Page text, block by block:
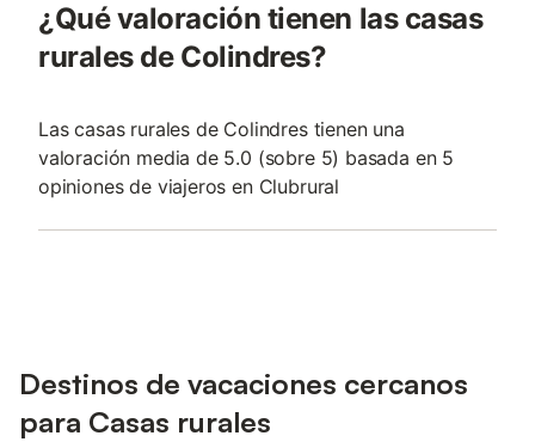
¿Qué valoración tienen las casas
rurales de Colindres?
Las casas rurales de Colindres tienen una
valoración media de 5.0 (sobre 5) basada en 5
opiniones de viajeros en Clubrural
Destinos de vacaciones cercanos
para Casas rurales